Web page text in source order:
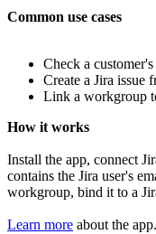
Common use cases
Check a
Create a Jira issue
Link a workgroup
How it works
Install the app, connect
contains the Jira user's
workgroup, bind it to a
Learn more about the app.